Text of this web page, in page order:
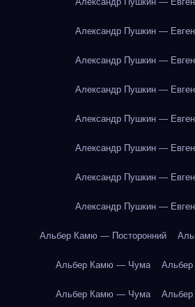
Александр Пушкин —
Александр Пушкин —
Александр Пушкин —
Александр Пушкин —
Александр Пушкин —
Александр Пушкин —
Александр Пушкин —
Альбер Камю — Посторонний
Альбер Камю — Чума
Альбер Камю — Чума